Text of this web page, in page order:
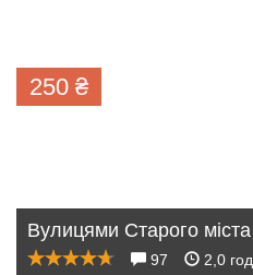
250 ₴
Вулицями Старого міста
97 2,0 год